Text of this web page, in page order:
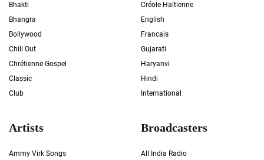
Bhakti
Bhangra
Bollywood
Chill Out
Chrétienne Gospel
Classic
Club
Créole Haïtienne
English
Francais
Gujarati
Haryanvi
Hindi
International
Artists
Ammy Virk Songs
Broadcasters
All India Radio